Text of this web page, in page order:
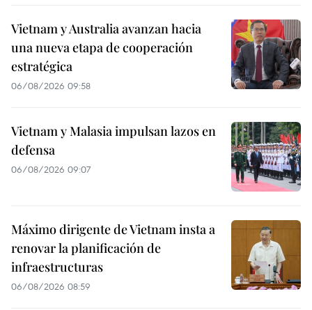
Vietnam y Australia avanzan hacia
una nueva etapa de cooperación
estratégica
06/08/2026 09:58
Vietnam y Malasia impulsan lazos en
defensa
06/08/2026 09:07
Máximo dirigente de Vietnam insta a
renovar la planificación de
infraestructuras
06/08/2026 08:59